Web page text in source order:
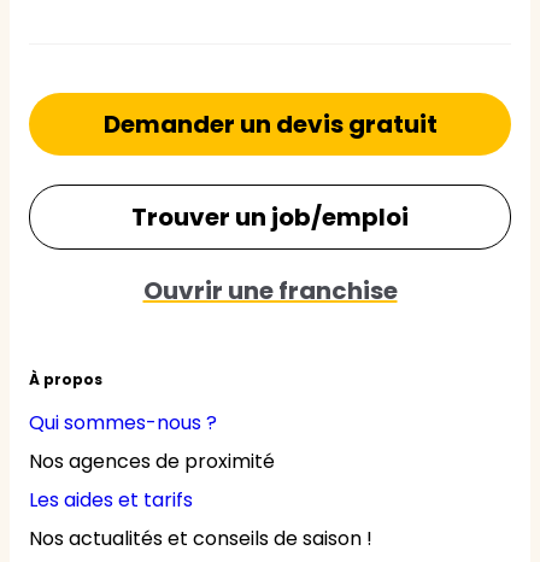
À propos
Qui sommes-nous ?
Nos agences de proximité
Les aides et tarifs
Nos actualités et conseils de saison !
Demander un devis gratuit
Trouver un job/emploi
Ouvrir une franchise